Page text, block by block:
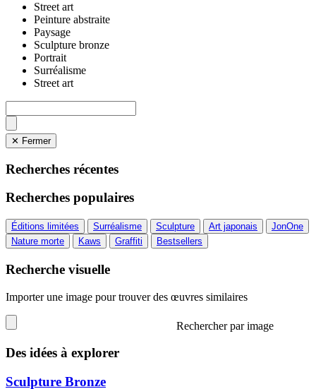
Street art
Peinture abstraite
Paysage
Sculpture bronze
Portrait
Surréalisme
Street art
✕ Fermer
Recherches récentes
Recherches populaires
Éditions limitées Surréalisme Sculpture Art japonais
JonOne
Nature morte
Kaws Graffiti Bestsellers
Recherche visuelle
Importer une image pour trouver des œuvres similaires
Rechercher par image
Des idées à explorer
Sculpture Bronze